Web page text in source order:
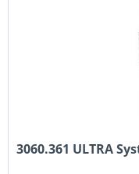
3060.361 ULTRA